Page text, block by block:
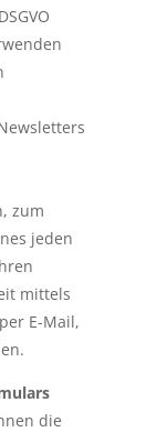
zum
jeden
mittels
E-Mail,
die